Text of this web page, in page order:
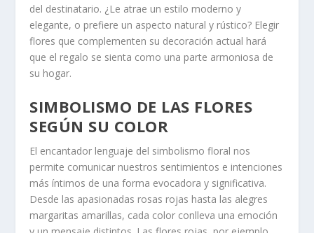
del destinatario. ¿Le atrae un estilo moderno y
elegante, o prefiere un aspecto natural y rústico? Elegir
flores que complementen su decoración actual hará
que el regalo se sienta como una parte armoniosa de
su hogar.
SIMBOLISMO DE LAS FLORES
SEGÚN SU COLOR
El encantador lenguaje del simbolismo floral nos
permite comunicar nuestros sentimientos e intenciones
más íntimos de una forma evocadora y significativa.
Desde las apasionadas rosas rojas hasta las alegres
margaritas amarillas, cada color conlleva una emoción